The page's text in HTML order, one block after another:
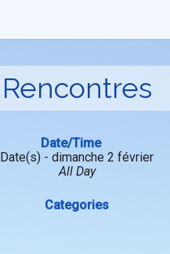
Rencontres
Date/Time
Date(s) - dimanche 2 février
All Day
Categories